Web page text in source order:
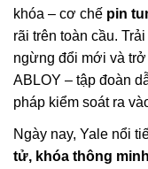
khóa – cơ chế pin
rãi trên toàn cầu.
ngừng đổi mới và
ABLOY – tập đoàn
pháp kiểm soát ra
Ngày nay, Yale nổi
tử, khóa thông